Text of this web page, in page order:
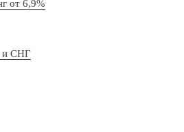
от 6,9%
и СНГ